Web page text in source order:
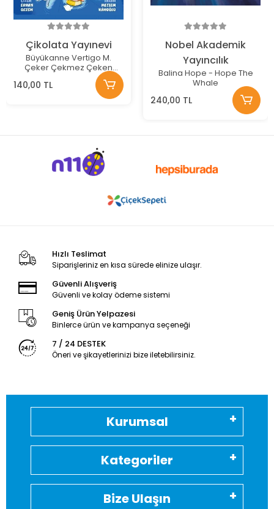
Çikolata Yayınevi
Büyükanne Vertigo M.
Çeker Çekmez Çeken
140,00 TL
Nobel Akademik
Yayıncılık
Balina Hope - Hope The
Whale
240,00 TL
Hızlı Teslimat
Siparişleriniz en kısa sürede elinize ulaşır.
Güvenli Alışveriş
Güvenli ve kolay ödeme sistemi
Geniş Ürün Yelpazesi
Binlerce ürün ve kampanya seçeneği
7 / 24 DESTEK
Öneri ve şikayetlerinizi bize iletebilirsiniz.
Kurumsal
Kategoriler
Bize Ulaşın